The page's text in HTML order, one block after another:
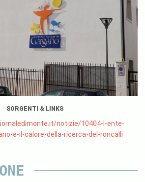
SORGENTI & LINKS
notizie/10404-l-ente-
e-il-calore-della-ricerca-del-roncalli